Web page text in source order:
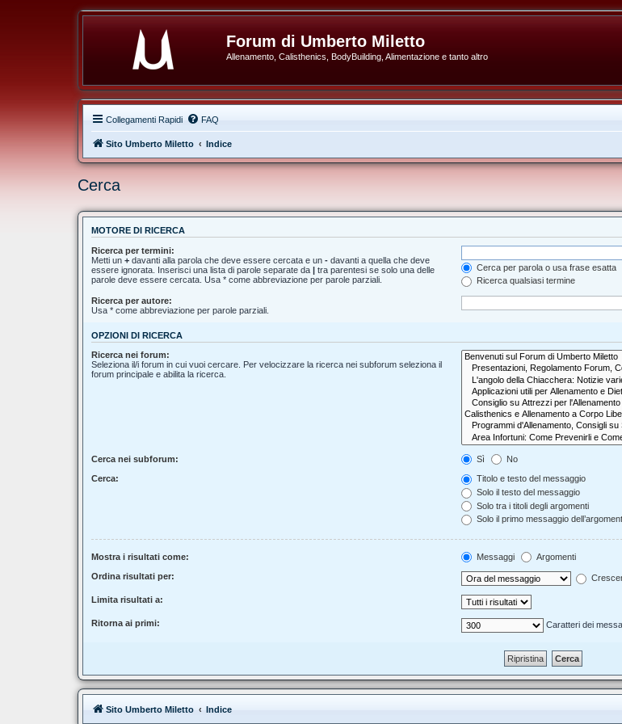
Forum di Umberto Miletto
Allenamento, Calisthenics, BodyBuilding, Alimentazione e tanto altro
Collegamenti Rapidi FAQ
Sito Umberto Miletto Indice
Cerca
MOTORE DI RICERCA
Ricerca per termini:
Metti un + davanti alla parola che deve essere cercata e un - davanti a quella che deve
essere ignorata. Inserisci una lista di parole separate da | tra parentesi se solo una delle
parole deve essere cercata. Usa * come abbreviazione per parole parziali.
Cerca per parola o usa frase esatta
Ricerca qualsiasi termine
Ricerca per autore:
Usa * come abbreviazione per parole parziali.
OPZIONI DI RICERCA
Ricerca nei forum:
Seleziona il/i forum in cui vuoi cercare. Per velocizzare la ricerca nei subforum seleziona il
forum principale e abilita la ricerca.
Cerca nei subforum: Sì No
Cerca:
Titolo e testo del messaggio
Solo il testo del messaggio
Solo tra i titoli degli argomenti
Solo il primo messaggio
Mostra i risultati come: Messaggi Argomenti
Ordina risultati per:
Limita risultati a:
Ritorna ai primi: Caratteri dei
Sito Umberto Miletto Indice